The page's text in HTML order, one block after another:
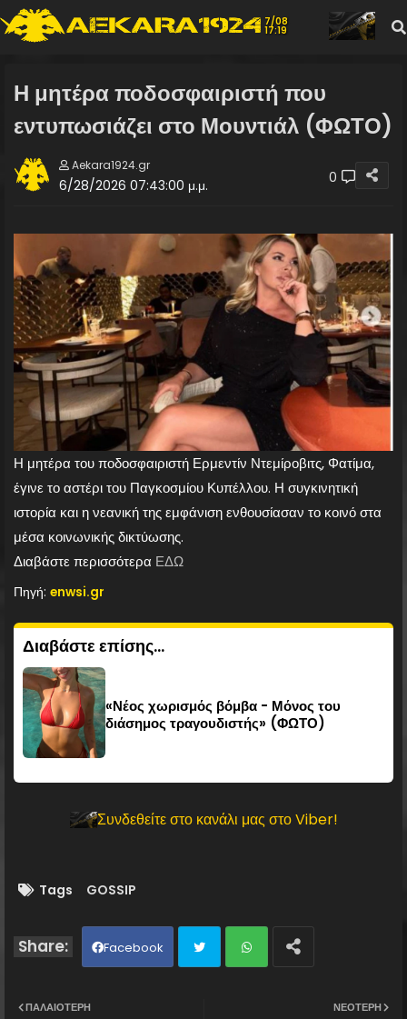
7/08
17:19
Η μητέρα ποδοσφαιριστή που
εντυπωσιάζει στο Μουντιάλ (ΦΩΤΟ)
Aekara1924.gr
6/28/2026 07:43:00 μ.μ. 0
Η μητέρα του ποδοσφαιριστή Ερμεντίν Ντεμίροβιτς, Φατίμα,
έγινε το αστέρι του Παγκοσμίου Κυπέλλου. Η συγκινητική
ιστορία και η νεανική της εμφάνιση ενθουσίασαν το κοινό στα
μέσα κοινωνικής δικτύωσης.
Διαβάστε περισσότερα ΕΔΩ
Πηγή: enwsi.gr
Διαβάστε επίσης...
«Νέος χωρισμός βόμβα - Μόνος του
διάσημος τραγουδιστής» (ΦΩΤΟ)
Συνδεθείτε στο κανάλι μας στο Viber!
Tags GOSSIP
Facebook
ΝΕΌΤΕΡΗ
ΠΑΛΑΙΌΤΕΡΗ